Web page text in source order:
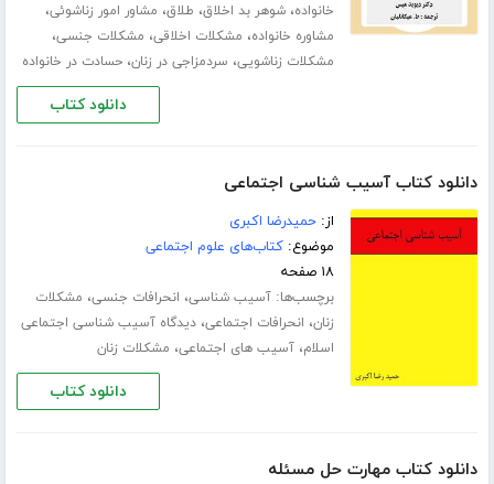
خانواده،شوهر بد اخلاق، طلاق، مشاور امور زناشوئی،
مشاوره خانواده، مشکلات اخلاقی، مشکلات جنسی،
مشکلات زناشویی، سردمزاجی در زنان،حسادت در خانواده
دانلود کتاب
دانلود کتاب آسیب شناسی اجتماعی
از:حمیدرضا اکبری
موضوع:کتاب‌های علوم اجتماعی
۱۸ صفحه
برچسب‌ها:آسیب شناسی، انحرافات جنسی، مشکلات
زنان، انحرافات اجتماعی،دیدگاه آسیب شناسی اجتماعی
اسلام،آسیب های اجتماعی، مشکلات زنان
دانلود کتاب
دانلود کتاب مهارت حل مسئله